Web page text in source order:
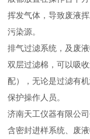
挥发气体，导致废液
污染源。
排气过滤系统，及废
双层过滤棉，可以吸
配），无论是过滤有
保护操作人员。
济南天工仪器有限公
含密封进样系统、废